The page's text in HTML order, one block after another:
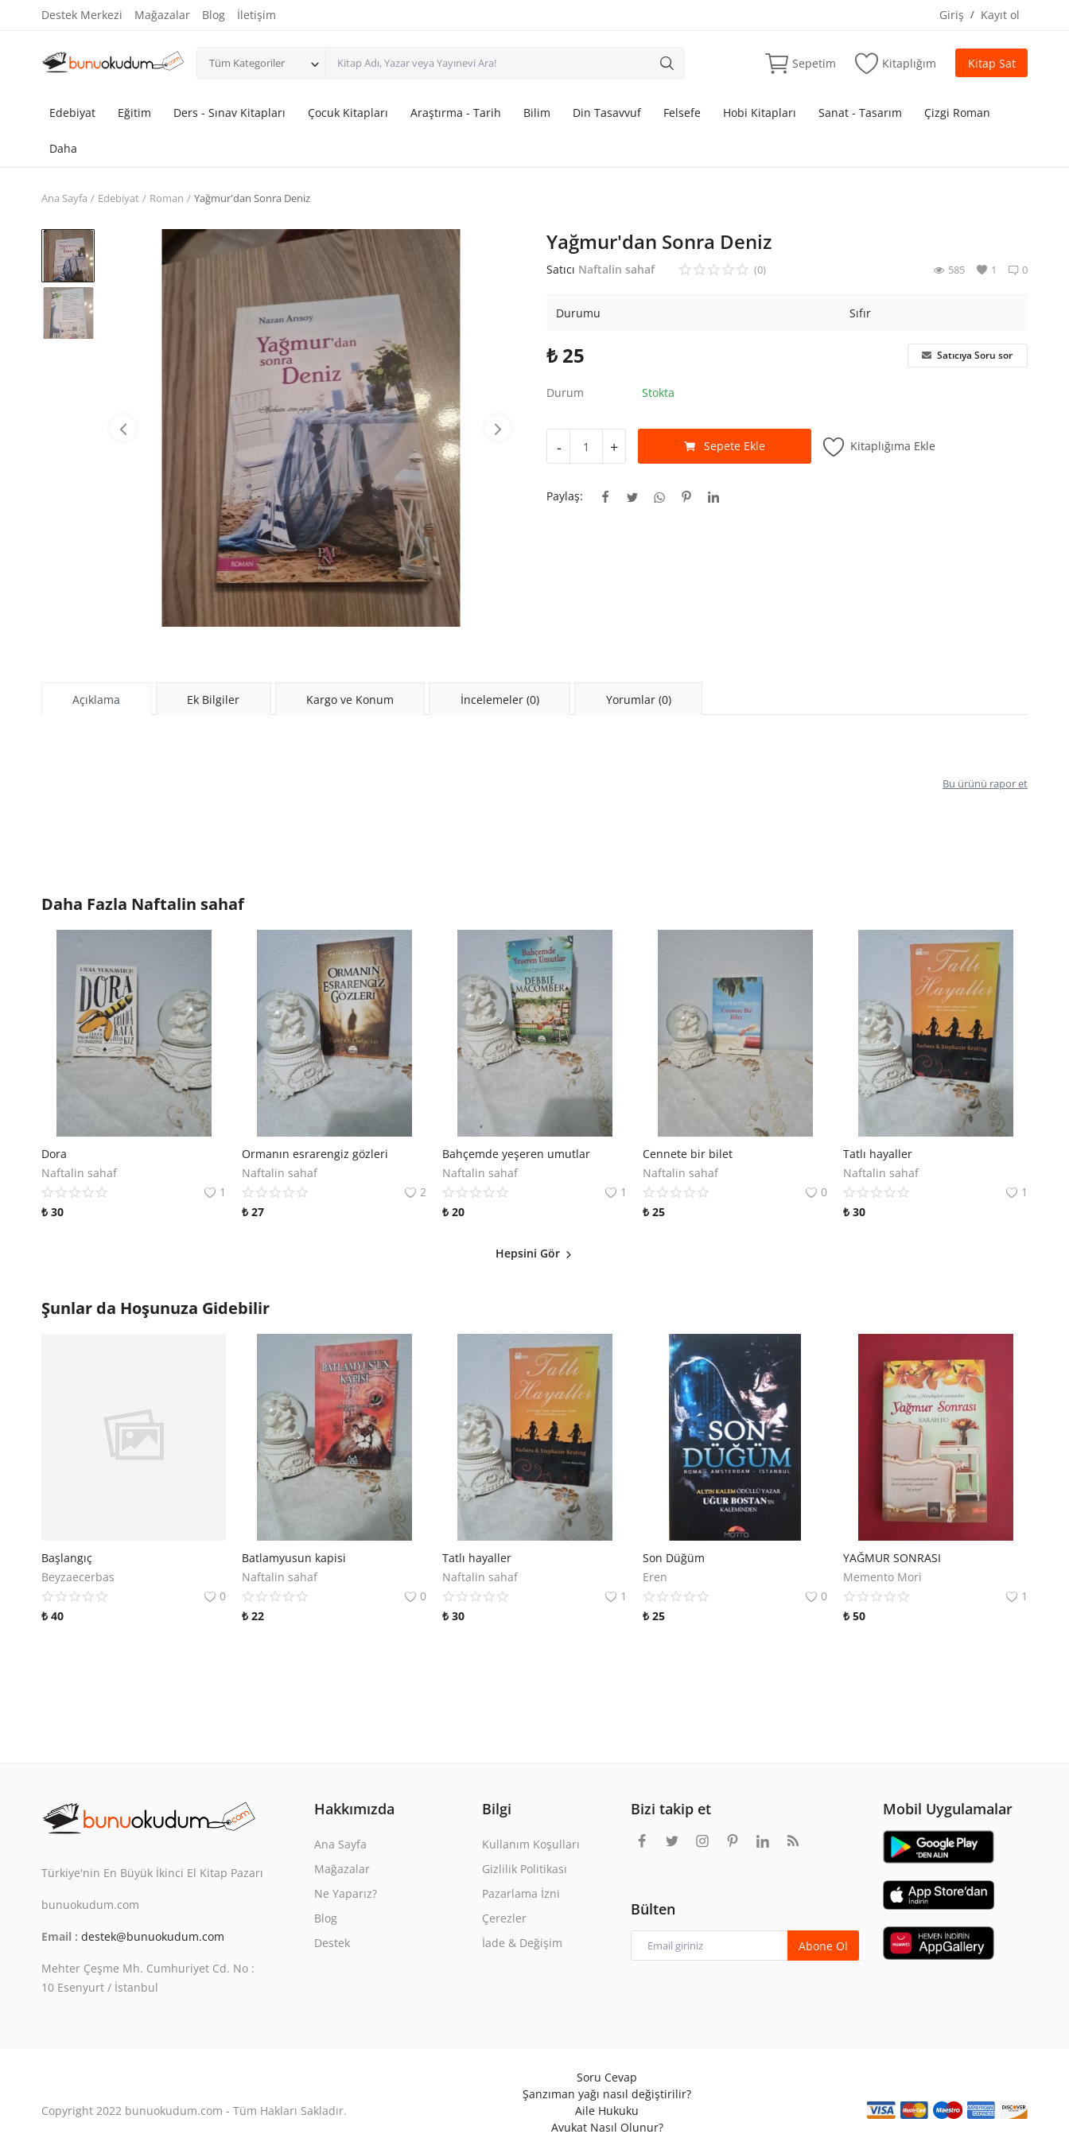
Destek Merkezi Mağazalar Blog İletişim Giriş / Kayıt ol
Tüm Kategoriler Sepetim Kitaplığım Kitap Sat
Edebiyat Eğitim Ders - Sınav Kitapları Çocuk Kitapları Araştırma - Tarih Bilim Din Tasavvuf Felsefe Hobi Kitapları Sanat - Tasarım Çizgi Roman
Daha
Ana Sayfa Edebiyat Roman Yağmur'dan Sonra Deniz
Yağmur'dan Sonra Deniz
Satıcı Naftalin sahaf 0
(0) 1
585
Durumu Sıfır
₺ 25 Satıcıya Soru sor
Durum Stokta
- + Sepete Ekle Kitaplığıma Ekle
Paylaş:
Açıklama Ek Bilgiler Kargo ve Konum İncelemeler (0) Yorumlar (0)
Bu ürünü rapor et
Daha Fazla Naftalin sahaf
Dora
Naftalin sahaf
1
₺ 30
Ormanın esrarengiz gözleri
Naftalin sahaf
2
₺ 27
Bahçemde yeşeren umutlar
Naftalin sahaf
1
₺ 20
Cennete bir bilet
Naftalin sahaf
0
₺ 25
Tatlı hayaller
Naftalin sahaf
1
₺ 30
Hepsini Gör
Şunlar da Hoşunuza Gidebilir
Başlangıç
Beyzaecerbas
0
₺ 40
Batlamyusun kapisi
Naftalin sahaf
0
₺ 22
Tatlı hayaller
Naftalin sahaf
1
₺ 30
Son Düğüm
Eren
0
₺ 25
YAĞMUR SONRASI
Memento Mori
1
₺ 50
Türkiye'nin En Büyük İkinci El Kitap Pazarı
bunuokudum.com
Email : destek@bunuokudum.com
Mehter Çeşme Mh. Cumhuriyet Cd. No :
10 Esenyurt / İstanbul
Hakkımızda
Ana Sayfa
Mağazalar
Ne Yaparız?
Blog
Destek
Bilgi
Kullanım Koşulları
Gizlilik Politikası
Pazarlama İzni
Çerezler
İade & Değişim
Bizi takip et
Bülten
Abone Ol
Mobil Uygulamalar
Copyright 2022 bunuokudum.com - Tüm Hakları Sakladır.
Soru Cevap
Şanzıman yağı nasıl değiştirilir?
Aile Hukuku
Avukat Nasıl Olunur?